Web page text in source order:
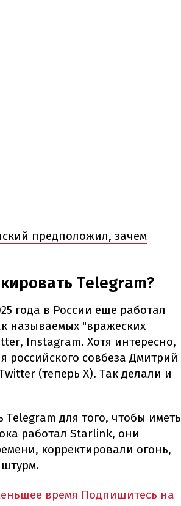
предположил, зачем
Telegram?
года в России еще работал
называемых "вражеских
Instagram. Хотя интересно,
российского совбеза Дмитрий
(теперь Х). Так делали и
для того, чтобы иметь
работал Starlink, они
корректировали огонь,
время Подпишитесь на